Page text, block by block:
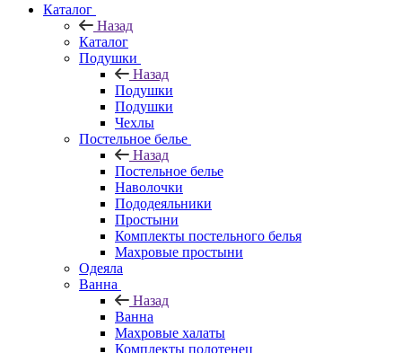
Каталог
Назад
Каталог
Подушки
Назад
Подушки
Подушки
Чехлы
Постельное белье
Назад
Постельное белье
Наволочки
Пододеяльники
Простыни
Комплекты постельного белья
Махровые простыни
Одеяла
Ванна
Назад
Ванна
Махровые халаты
Комплекты полотенец